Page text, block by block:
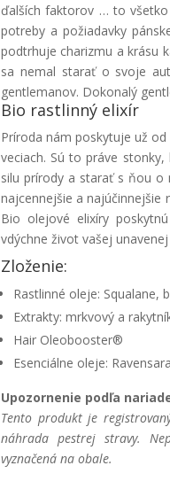
ďalších faktorov … to všetko
potreby a požiadavky
podtrhuje charizmu a krásu
sa nemal starať o svoje
gentlemanov. Dokonalý
Bio rastlinný elixír
Príroda nám poskytuje už
veciach. Sú to práve
silu prírody a starať s ňou o
najcennejšie a najúčinnejšie
Bio olejové elixíry
vdýchne život vašej
Zloženie:
Rastlinné oleje:
Extrakty: mrkvový a
Hair Oleobooster®
Esenciálne oleje:
Upozornenie podľa
Tento produkt je
náhrada pestrej stravy.
vyznačená na obale.